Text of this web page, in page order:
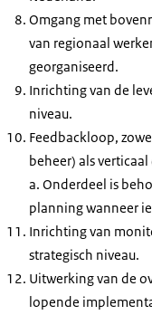
Omgang met
van regionaal
georganiseerd.
Inrichting van de
niveau.
Feedbackloop,
beheer) als
a. Onderdeel is
planning wanneer
Inrichting van
strategisch niveau.
Uitwerking van de
lopende